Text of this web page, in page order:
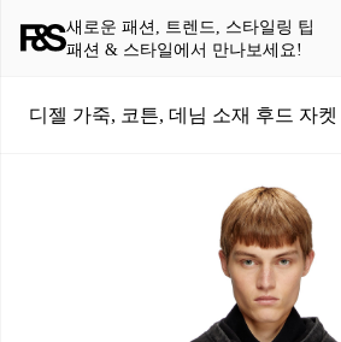
새로운 패션, 트렌드, 스타일링 팁
패션 & 스타일에서 만나보세요!
디젤 가죽, 코튼, 데님 소재 후드 자